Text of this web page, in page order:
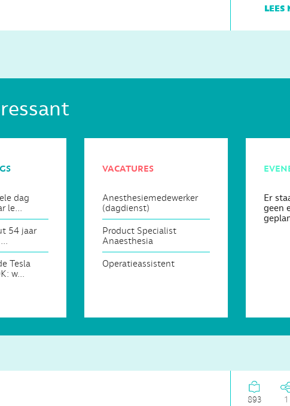
lees
dag
le...
54 jaar
Tesla
w...
vacatures
Anesthesiemedewerker
(dagdienst)
Product Specialist
Anaesthesia
Operatieassistent
Er
geen
893 1